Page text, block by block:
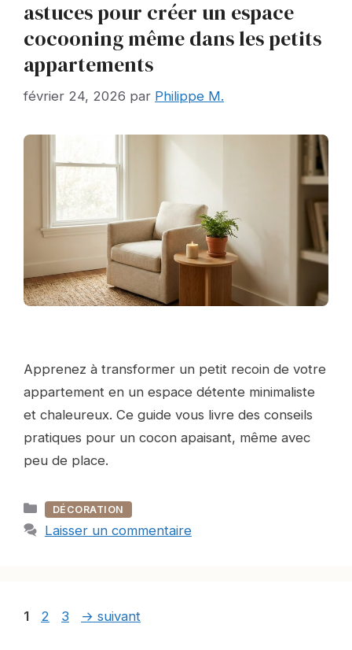
astuces pour créer un espace
cocooning même dans les petits
appartements
février 24, 2026 par Philippe M.
Apprenez à transformer un petit recoin de votre
appartement en un espace détente minimaliste
et chaleureux. Ce guide vous livre des conseils
pratiques pour un cocon apaisant, même avec
peu de place.
Catégories
DÉCORATION
Laisser un commentaire
Page
1 Page
2 Page
3 → suivant